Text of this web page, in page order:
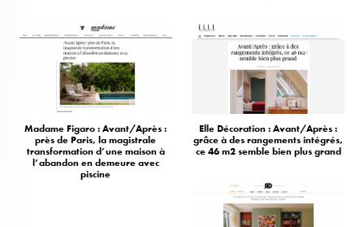
Madame Figaro : Avant/Après :
près de Paris, la magistrale
transformation d’une maison à
l’abandon en demeure avec
piscine
Elle Décoration : Avant/Après :
grâce à des rangements intégrés,
ce 46 m2 semble bien plus grand